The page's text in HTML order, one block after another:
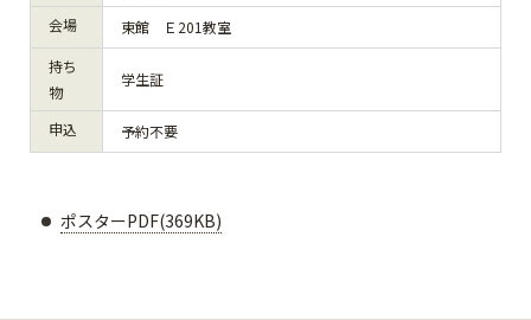
会場
東館 Ｅ201教室
持ち
物
学生証
申込 予約不要
ポスターPDF(369KB)